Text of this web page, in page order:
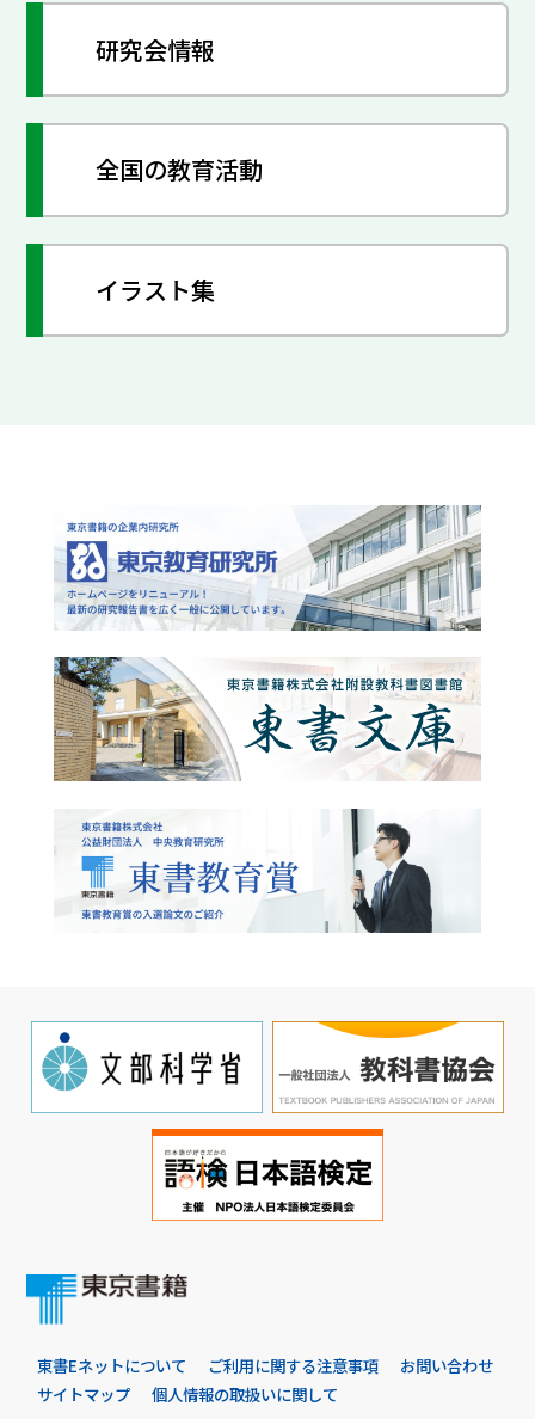
研究会情報
全国の教育活動
イラスト集
東書Eネットについて ご利用に関する注意事項
お問い合わせ
サイトマップ
個人情報の取扱いに関して